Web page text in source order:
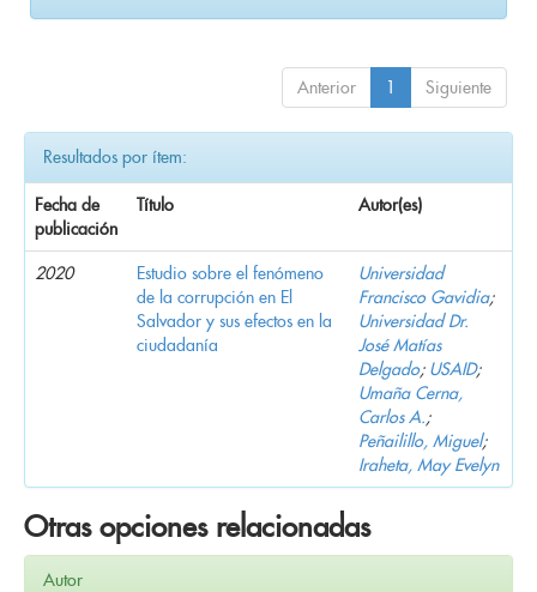
Anterior 1 Siguiente
Resultados por ítem:
Fecha de
publicación
Título Autor(es)
2020
Estudio sobre el fenómeno
de la corrupción en El
Salvador y sus efectos en la
ciudadanía
Universidad
Francisco Gavidia;
Universidad Dr.
José Matías
Delgado; USAID;
Umaña Cerna,
Carlos A.;
Peñailillo, Miguel;
Iraheta, May Evelyn
Otras opciones relacionadas
Autor